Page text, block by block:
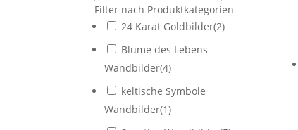
Filter nach Produktkategorien
24 Karat Goldbilder(2)
Blume des Lebens
Wandbilder(4)
keltische Symbole
Wandbilder(1)